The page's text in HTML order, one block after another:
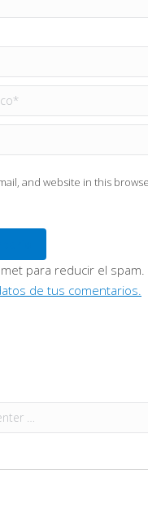
*
and website in this
para reducir el spam.
de tus comentarios.